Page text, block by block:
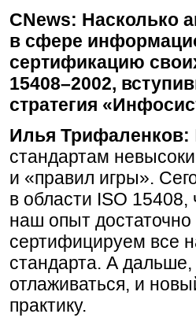
CNews: Насколько
в сфере
сертификацию
15408–2002,
стратегия
Илья Трифаленков:
стандартам
и «правил игры».
в области ISO
наш опыт достаточно
сертифицируем все
стандарта. А дальше,
отлаживаться, и
практику.